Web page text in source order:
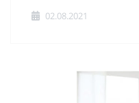
02.08.2021